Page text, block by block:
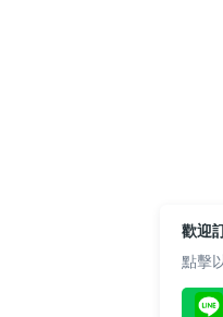
歡迎
點擊